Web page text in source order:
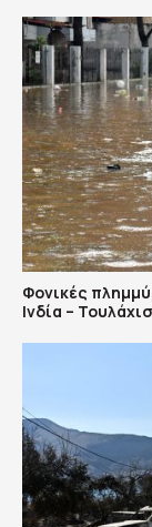
Φονικές
Ινδία –